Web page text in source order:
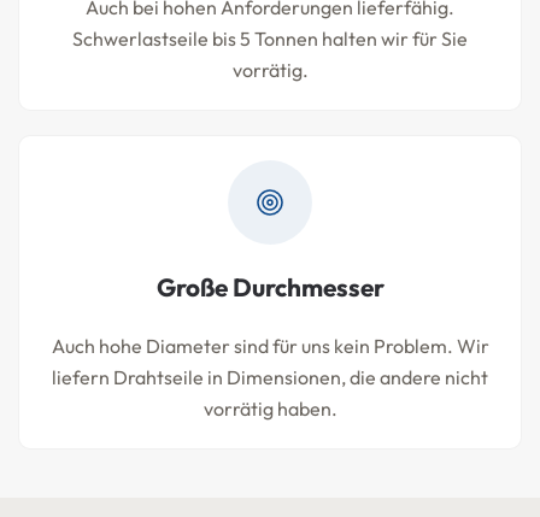
Auch bei hohen Anforderungen lieferfähig.
Schwerlastseile bis 5 Tonnen halten wir für Sie
vorrätig.
Große Durchmesser
Auch hohe Diameter sind für uns kein Problem. Wir
liefern Drahtseile in Dimensionen, die andere nicht
vorrätig haben.